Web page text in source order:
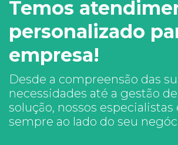
Temos
personalizado
empresa!
Desde a compreensão das
necessidades até a gestão
solução, nossos especialistas
sempre ao lado do seu